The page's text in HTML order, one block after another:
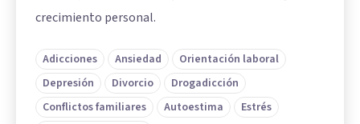
crecimiento personal.
Adicciones Ansiedad
Orientación laboral
Depresión
Divorcio
Drogadicción
Conflictos familiares
Autoestima
Estrés